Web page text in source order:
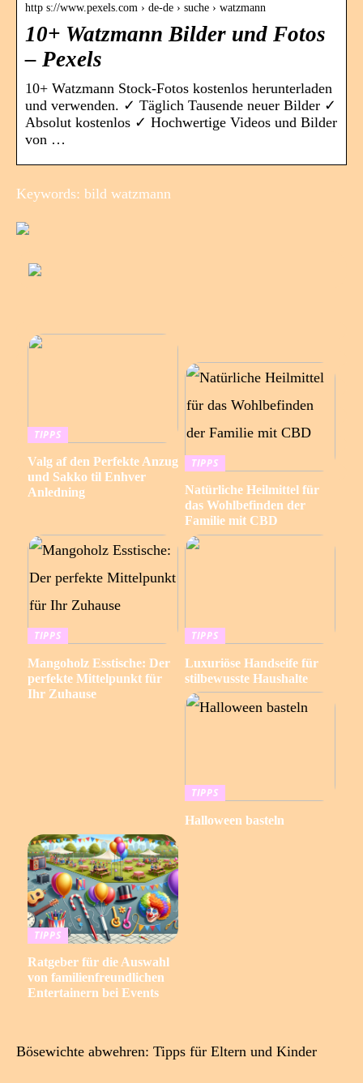
http s://www.pexels.com › de-de › suche › watzmann
10+ Watzmann Bilder und Fotos
– Pexels
10+ Watzmann Stock-Fotos kostenlos herunterladen
und verwenden. ✓ Täglich Tausende neuer Bilder ✓
Absolut kostenlos ✓ Hochwertige Videos und Bilder
von …
Keywords: bild watzmann
TIPPS
Valg af den Perfekte Anzug
und Sakko til Enhver
Anledning
TIPPS
Natürliche Heilmittel für
das Wohlbefinden der
Familie mit CBD
TIPPS
Mangoholz Esstische: Der
perfekte Mittelpunkt für
Ihr Zuhause
TIPPS
Luxuriöse Handseife für
stilbewusste Haushalte
TIPPS
Halloween basteln
TIPPS
Ratgeber für die Auswahl
von familienfreundlichen
Entertainern bei Events
Bösewichte abwehren: Tipps für Eltern und Kinder